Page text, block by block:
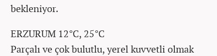
bekleniyor.
ERZURUM 12°C, 25°C
Parçalı ve çok bulutlu, yerel kuvvetli olmak